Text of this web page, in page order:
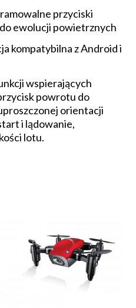
przyciski
ewolucji powietrznych
kompatybilna z Android i
wspierających
powrotu do
orientacji
i lądowanie,
lotu.